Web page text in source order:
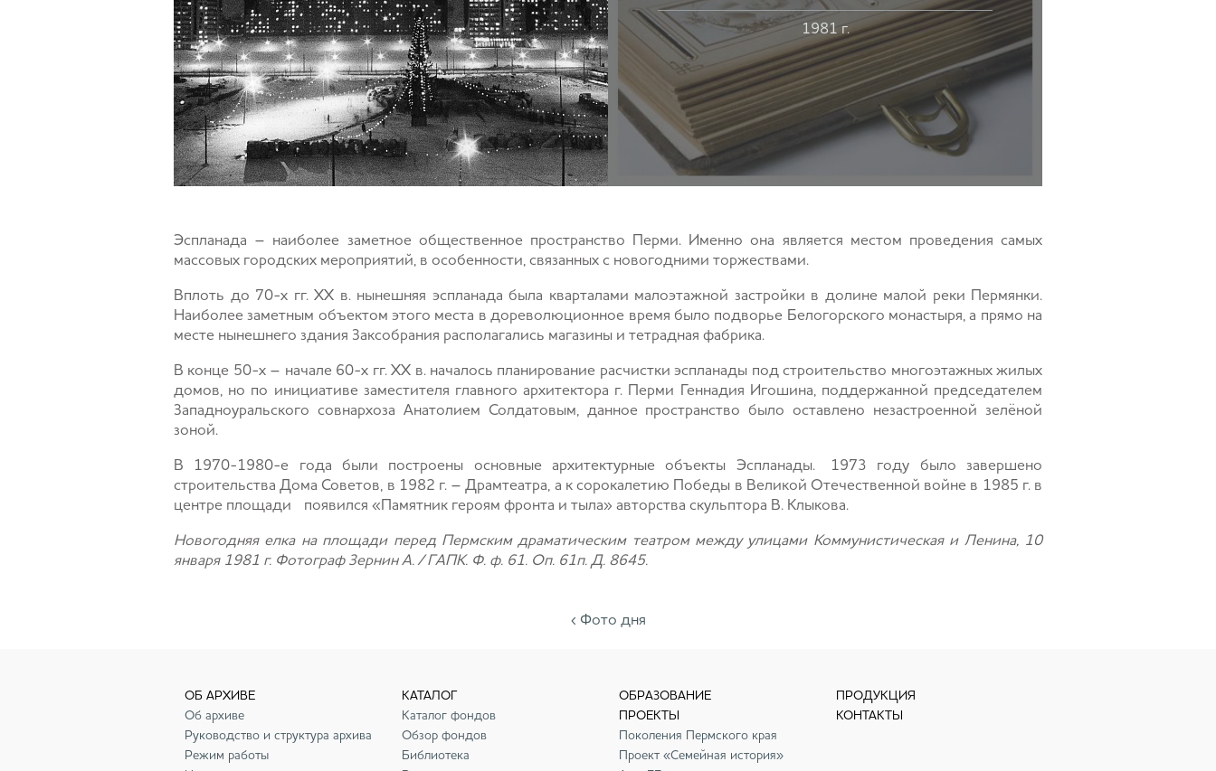
1981 г.
Эспланада – наиболее заметное общественное пространство Перми. Именно она является местом проведения самых
массовых городских мероприятий, в особенности, связанных с новогодними торжествами.
Вплоть до 70-х гг. XX в. нынешняя эспланада была кварталами малоэтажной застройки в долине малой реки Пермянки.
Наиболее заметным объектом этого места в дореволюционное время было подворье Белогорского монастыря, а прямо на
месте нынешнего здания Заксобрания располагались магазины и тетрадная фабрика.
В конце 50-х – начале 60-х гг. XX в. началось планирование расчистки эспланады под строительство многоэтажных жилых
домов, но по инициативе заместителя главного архитектора г. Перми Геннадия Игошина, поддержанной председателем
Западноуральского совнархоза Анатолием Солдатовым, данное пространство было оставлено незастроенной зелёной
зоной.
В 1970-1980-е года были построены основные архитектурные объекты Эспланады. 1973 году было завершено
строительства Дома Советов, в 1982 г. – Драмтеатра, а к сорокалетию Победы в Великой Отечественной войне в 1985 г. в
центре площади появился «Памятник героям фронта и тыла» авторства скульптора В. Клыкова.
Новогодняя елка на площади перед Пермским драматическим театром между улицами Коммунистическая и Ленина, 10
января 1981 г. Фотограф Зернин А. / ГАПК. Ф. ф. 61. Оп. 61п. Д. 8645.
‹ Фото дня
ОБ АРХИВЕ
Об архиве
Руководство и структура архива
Режим работы
КАТАЛОГ
Каталог фондов
Обзор фондов
Библиотека
ОБРАЗОВАНИЕ
ПРОЕКТЫ
Поколения Пермского края
Проект «Семейная история»
ПРОДУКЦИЯ
КОНТАКТЫ